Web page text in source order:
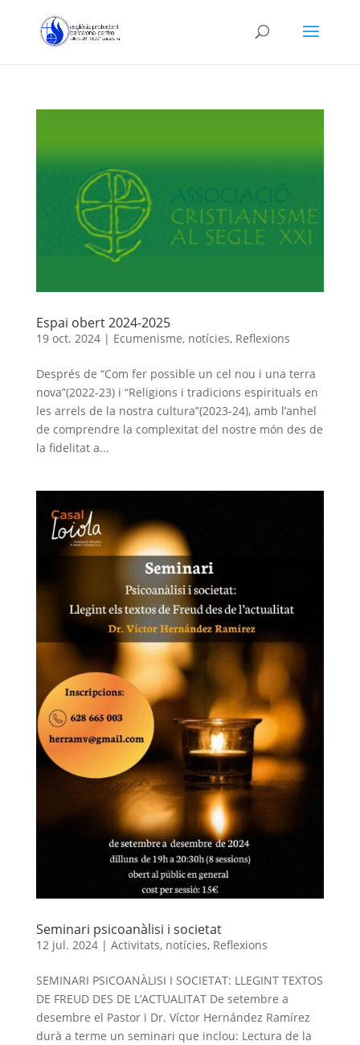
Espai obert 2024-2025
19 oct. 2024| Ecumenisme, notícies, Reflexions
Després de “Com fer possible un cel nou i una terra
nova”(2022-23) i “Religions i tradicions espirituals en
les arrels de la nostra cultura”(2023-24), amb l’anhel
de comprendre la complexitat del nostre món des de
la fidelitat a...
Seminari psicoanàlisi i societat
12 jul. 2024| Activitats, notícies, Reflexions
SEMINARI PSICOANÀLISI I SOCIETAT: LLEGINT TEXTOS
DE FREUD DES DE L’ACTUALITAT De setembre a
desembre el Pastor i Dr. Víctor Hernández Ramírez
durà a terme un seminari que inclou: Lectura de la